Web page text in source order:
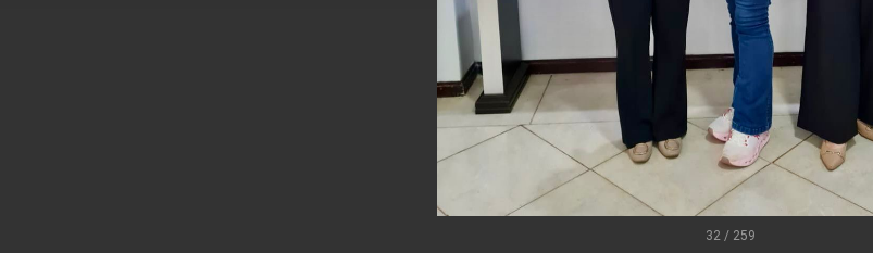
外交部長林佳龍午宴歡迎美國聯邦參議員蓋耶哥訪問團
外交部長林佳龍接見美國智庫「德國馬歇爾基金會」訪問團一行，深化跨大西洋戰略夥伴關係
臺美經貿談判獲階段性成果 卓揆期勉爭取時間完成「臺美對等貿易協定」簽署
卓揆：臺美關稅談判階段性結果有助臺灣取得有利戰略地位 全力支持「臺美對等貿易協定」簽署
外交部與數位發展部攜手合作，整合台灣雄厚數位實力，達成固邦榮邦目標
32 / 259